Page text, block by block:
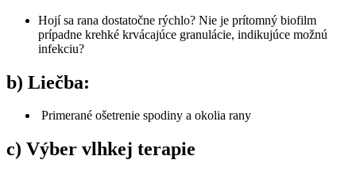
Hojí sa rana dostatočne rýchlo? Nie je prítomný biofilm
prípadne krehké krvácajúce granulácie, indikujúce možnú
infekciu?
b) Liečba:
Primerané ošetrenie spodiny a okolia rany
c) Výber vlhkej terapie